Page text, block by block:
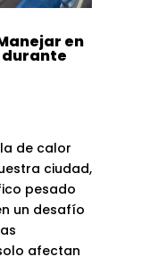
en
durante
de calor
ciudad,
pesado
un desafío
afectan